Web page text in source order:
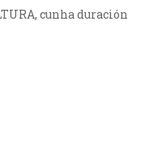
cunha duración